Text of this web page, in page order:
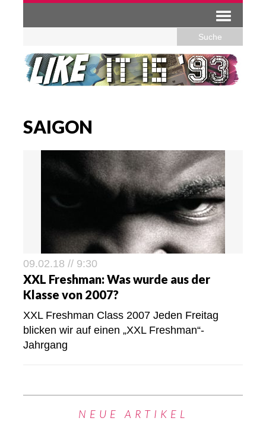
SAIGON
09.02.18 // 9:30
XXL Freshman: Was wurde aus der
Klasse von 2007?
XXL Freshman Class 2007 Jeden Freitag
blicken wir auf einen „XXL Freshman“-
Jahrgang
NEUE ARTIKEL